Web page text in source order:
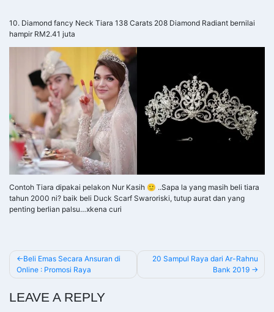
10. Diamond fancy Neck Tiara 138 Carats 208 Diamond Radiant bernilai
hampir RM2.41 juta
Contoh Tiara dipakai pelakon Nur Kasih 🙂 ..Sapa la yang masih beli tiara
tahun 2000 ni? baik beli Duck Scarf Swaroriski, tutup aurat dan yang
penting berlian palsu…xkena curi
POST
NAVIGATION
Beli Emas Secara Ansuran di
Online : Promosi Raya
20 Sampul Raya dari Ar-Rahnu
Bank 2019
LEAVE A REPLY